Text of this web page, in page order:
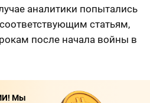
аналитики попытались
статьям,
после начала войны в
Мы